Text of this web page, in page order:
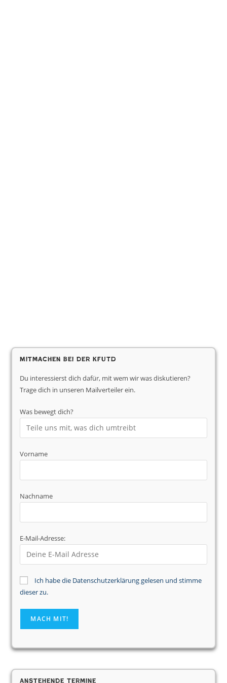
Mitmachen bei der KfUTD
Du interessierst dich dafür, mit wem wir was diskutieren?
Trage dich in unseren Mailverteiler ein.
Was bewegt dich?
Vorname
Nachname
E-Mail-Adresse:
Ich habe die Datenschutzerklärung gelesen und stimme
dieser zu.
Anstehende Termine